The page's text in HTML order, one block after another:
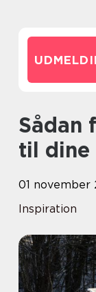
Sådan finder du vinduer
til dine
01 november
Inspiration